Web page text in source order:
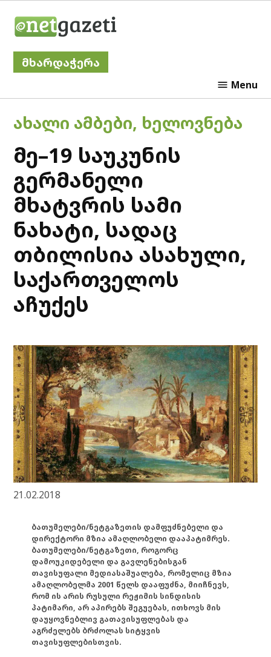
მხარდაჭერა
Menu
POSTED
IN
ᲐᲮᲐᲚᲘ ᲐᲛᲑᲔᲑᲘ, ᲮᲔᲚᲝᲕᲜᲔᲑᲐ
მე–19 საუკუნის
გერმანელი
მხატვრის სამი
ნახატი, სადაც
თბილისია ასახული,
საქართველოს
აჩუქეს
21.02.2018
ბათუმელები/ნეტგაზეთის დამფუძნებელი და
დირექტორი მზია ამაღლობელი დააპატიმრეს.
ბათუმელები/ნეტგაზეთი, როგორც
დამოუკიდებელი და გავლენებისგან
თავისუფალი მედიასაშუალება, რომელიც მზია
ამაღლობელმა 2001 წელს დააფუძნა, მიიჩნევს,
რომ ის არის რუსული რეჟიმის სინდისის
პატიმარი, არ აპირებს შეგუებას, ითხოვს მის
დაუყოვნებლივ გათავისუფლებას და
აგრძელებს ბრძოლას სიტყვის
თავისუფლებისთვის.